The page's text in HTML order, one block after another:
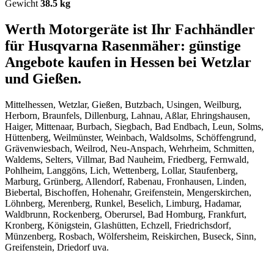
Gewicht 38.5 kg
Werth Motorgeräte ist Ihr Fachhändler
für Husqvarna Rasenmäher: günstige
Angebote kaufen in Hessen bei Wetzlar
und Gießen.
Mittelhessen, Wetzlar, Gießen, Butzbach, Usingen, Weilburg,
Herborn, Braunfels, Dillenburg, Lahnau, Aßlar, Ehringshausen,
Haiger, Mittenaar, Burbach, Siegbach, Bad Endbach, Leun, Solms,
Hüttenberg, Weilmünster, Weinbach, Waldsolms, Schöffengrund,
Grävenwiesbach, Weilrod, Neu-Anspach, Wehrheim, Schmitten,
Waldems, Selters, Villmar, Bad Nauheim, Friedberg, Fernwald,
Pohlheim, Langgöns, Lich, Wettenberg, Lollar, Staufenberg,
Marburg, Grünberg, Allendorf, Rabenau, Fronhausen, Linden,
Biebertal, Bischoffen, Hohenahr, Greifenstein, Mengerskirchen,
Löhnberg, Merenberg, Runkel, Beselich, Limburg, Hadamar,
Waldbrunn, Rockenberg, Oberursel, Bad Homburg, Frankfurt,
Kronberg, Königstein, Glashütten, Echzell, Friedrichsdorf,
Münzenberg, Rosbach, Wölfersheim, Reiskirchen, Buseck, Sinn,
Greifenstein, Driedorf uva.